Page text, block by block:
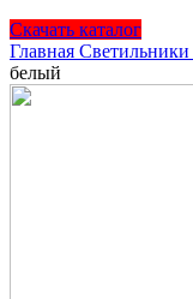
Скачать каталог
Главная Светильники
белый